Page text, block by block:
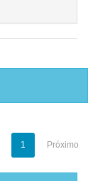
1 Próximo